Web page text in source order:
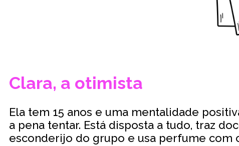
Clara, a otimista
Ela tem 15 anos e uma mentalidade
a pena tentar. Está disposta a tudo, traz
esconderijo do grupo e usa perfume com